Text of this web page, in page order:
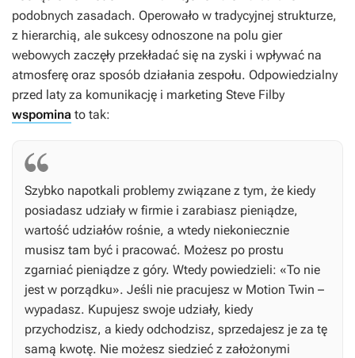
podobnych zasadach. Operowało w tradycyjnej strukturze,
z hierarchią, ale sukcesy odnoszone na polu gier
webowych zaczęły przekładać się na zyski i wpływać na
atmosferę oraz sposób działania zespołu. Odpowiedzialny
przed laty za komunikację i marketing Steve Filby
wspomina to tak:
Szybko napotkali problemy związane z tym, że kiedy
posiadasz udziały w firmie i zarabiasz pieniądze,
wartość udziałów rośnie, a wtedy niekoniecznie
musisz tam być i pracować. Możesz po prostu
zgarniać pieniądze z góry. Wtedy powiedzieli: «To nie
jest w porządku». Jeśli nie pracujesz w Motion Twin –
wypadasz. Kupujesz swoje udziały, kiedy
przychodzisz, a kiedy odchodzisz, sprzedajesz je za tę
samą kwotę. Nie możesz siedzieć z założonymi